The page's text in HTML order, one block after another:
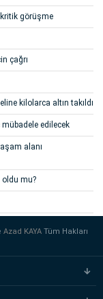
kritik görüşme
çağrı
kilolarca altın takıldı
edilecek
alanı
oldu mu?
Azad KAYATüm Hakları